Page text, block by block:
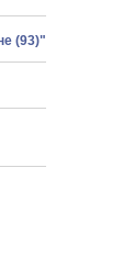
(93)"